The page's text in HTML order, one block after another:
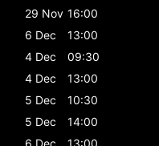
29 Nov 16:00
6 Dec
13:00
4 Dec
09:30
4 Dec
13:00
5 Dec
10:30
5 Dec
14:00
6 Dec
13:00